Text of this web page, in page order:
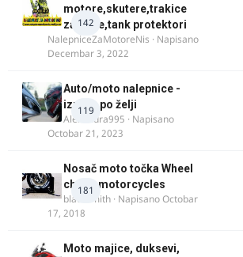
142
motore,skutere,trakice
za felne,tank protektori
NalepniceZaMotoreNis · Napisano
Decembar 3, 2022
119
Auto/moto nalepnice -
izrada po želji
Alexandra995 · Napisano
Octobar 21, 2023
181
Nosač moto točka Wheel
chock motorcycles
blacksmith · NapisanoOctobar
17, 2018
Moto majice, duksevi,